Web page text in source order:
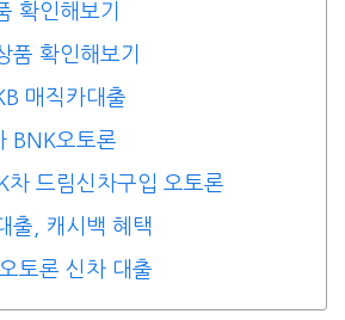
확인해보기
품 확인해보기
매직카대출
BNK오토론
차 드림신차구입 오토론
출, 캐시백 혜택
토론 신차 대출